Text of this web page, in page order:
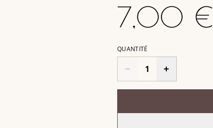
7,00 €
QUANTITÉ